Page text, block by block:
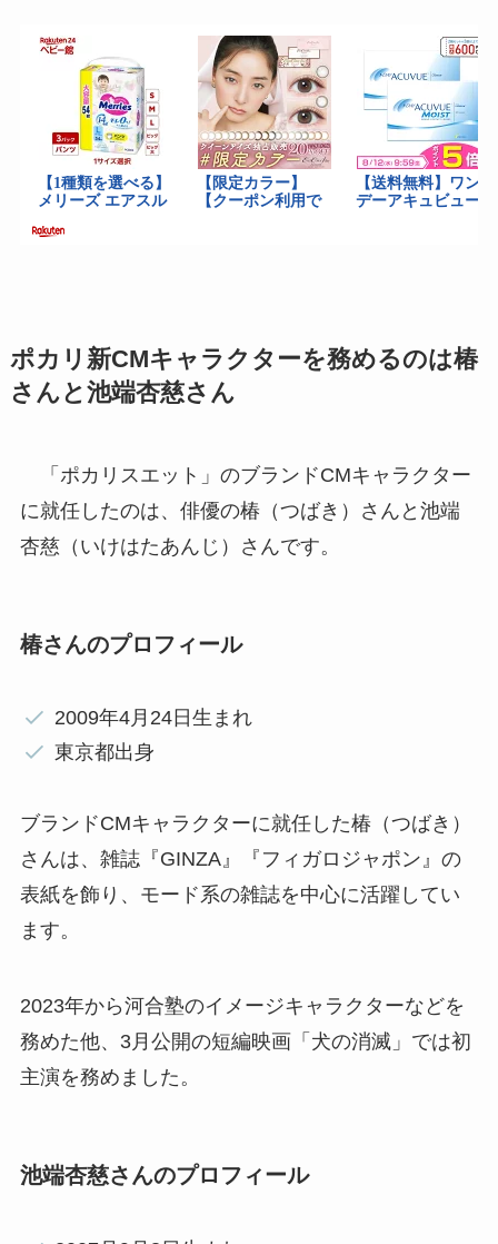
ポカリ新CMキャラクターを務めるのは椿
さんと池端杏慈さん
「ポカリスエット」のブランドCMキャラクター
に就任したのは、俳優の椿（つばき）さんと池端
杏慈（いけはたあんじ）さんです。
椿さんのプロフィール
2009年4月24日生まれ
東京都出身
ブランドCMキャラクターに就任した椿（つばき）
さんは、雑誌『GINZA』『フィガロジャポン』の
表紙を飾り、モード系の雑誌を中心に活躍してい
ます。
2023年から河合塾のイメージキャラクターなどを
務めた他、3月公開の短編映画「犬の消滅」では初
主演を務めました。
池端杏慈さんのプロフィール